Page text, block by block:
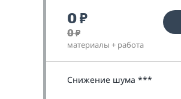
0₽
0₽
материалы + работа
Снижение шума ***